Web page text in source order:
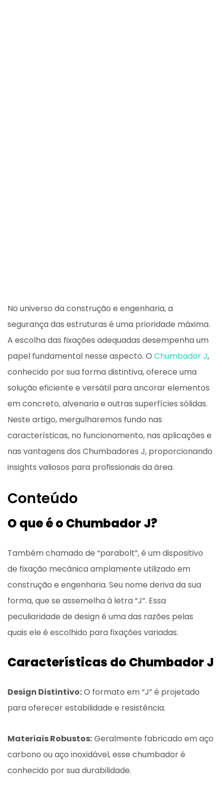
No universo da construção e engenharia, a
segurança das estruturas é uma prioridade máxima.
A escolha das fixações adequadas desempenha um
papel fundamental nesse aspecto. O Chumbador J,
conhecido por sua forma distintiva, oferece uma
solução eficiente e versátil para ancorar elementos
em concreto, alvenaria e outras superfícies sólidas.
Neste artigo, mergulharemos fundo nas
características, no funcionamento, nas aplicações e
nas vantagens dos Chumbadores J, proporcionando
insights valiosos para profissionais da área.
Conteúdo
O que é o Chumbador J?
Também chamado de “parabolt”, é um dispositivo
de fixação mecânica amplamente utilizado em
construção e engenharia. Seu nome deriva da sua
forma, que se assemelha à letra “J”. Essa
peculiaridade de design é uma das razões pelas
quais ele é escolhido para fixações variadas.
Características do Chumbador J
Design Distintivo:O formato em “J” é projetado
para oferecer estabilidade e resistência.
Materiais Robustos:Geralmente fabricado em aço
carbono ou aço inoxidável, esse chumbador é
conhecido por sua durabilidade.